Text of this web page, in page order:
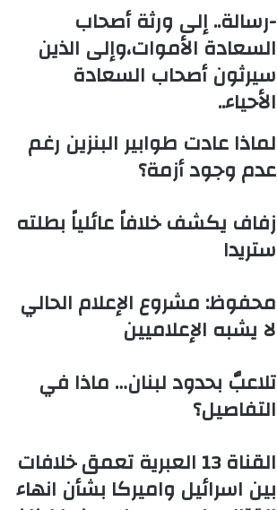
-رسالة.. إلى ورثة أصحاب
السعادة الأموات،وإلى الذين
سيرثون أصحاب السعادة
الأحياء..
لماذا عادت طوابير البنزين رغم
عدم وجود أزمة؟
زفاف يكشف خلافاً عائلياً بطلته
ستريدا
محفوظ: مشروع الإعلام الحالي
لا يشبه الإعلاميين
تلاعبٌ بحدود لبنان… ماذا في
التفاصيل؟
القناة 13 العبرية تعمق خلافات
بين اسرائيل واميركا بشأن انهاء